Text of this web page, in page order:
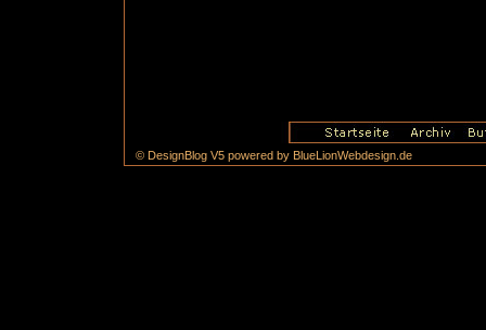
© DesignBlog V5 powered by BlueLionWebdesign.de